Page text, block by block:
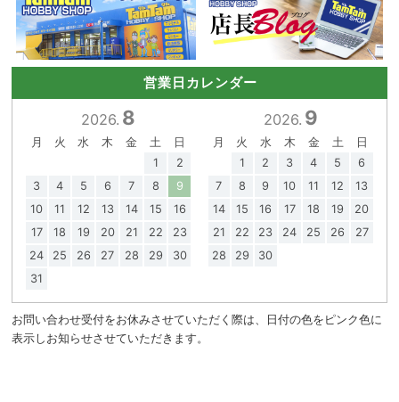
営業日カレンダー
2026. 8
月 火 水 木 金 土
日
1
2
3
4 5 6 7 8
9
10
11 12 13 14 15
16
17
18 19 20 21 22
23
24
25 26 27 28 29
30
31
2026. 9
月 火 水 木 金 土
日
1
2 3 4 5
6
7
8 9 10 11 12
13
14
15 16 17 18 19
20
21
22 23 24 25 26
27
28
29 30
お問い合わせ受付をお休みさせていただく際は、日付の色をピンク色に
表示しお知らせさせていただきます。